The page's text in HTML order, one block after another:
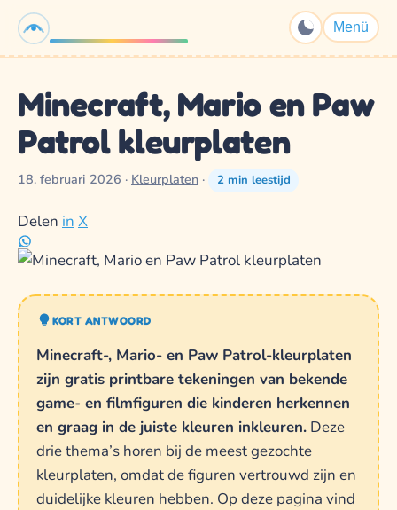
Menü
Minecraft, Mario en Paw
Patrol kleurplaten
18. februari 2026 · Kleurplaten · 2 min leestijd
Delen in X
KORT ANTWOORD
Minecraft-, Mario- en Paw Patrol-kleurplaten
zijn gratis printbare tekeningen van bekende
game- en filmfiguren die kinderen herkennen
en graag in de juiste kleuren inkleuren. Deze
drie thema’s horen bij de meest gezochte
kleurplaten, omdat de figuren vertrouwd zijn en
duidelijke kleuren hebben. Op deze pagina vind